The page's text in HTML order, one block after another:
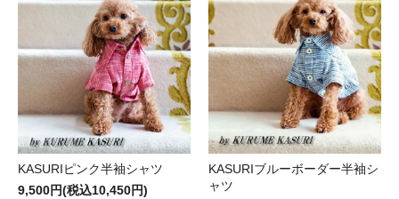
KASURIピンク半袖シャツ
9,500円(税込10,450円)
KASURIブルーボーダー半袖シ
ャツ